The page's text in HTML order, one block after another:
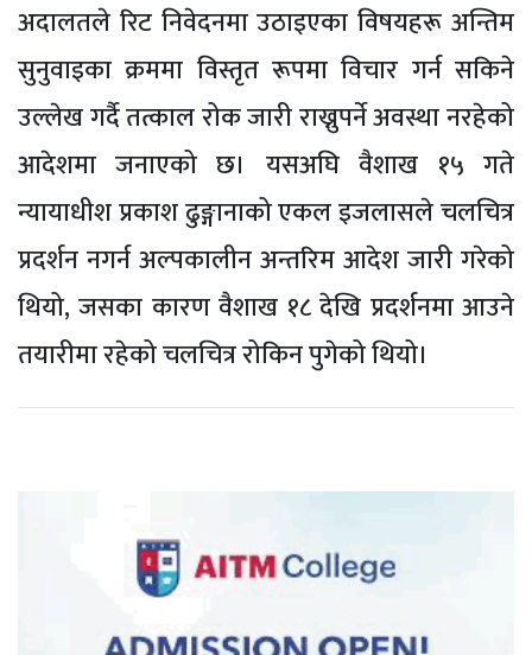
अदालतले रिट निवेदनमा उठाइएका विषयहरू अन्तिम
सुनुवाइका क्रममा विस्तृत रूपमा विचार गर्न सकिने
उल्लेख गर्दै तत्काल रोक जारी राख्नुपर्ने अवस्था नरहेको
आदेशमा जनाएको छ। यसअघि वैशाख १५ गते
न्यायाधीश प्रकाश ढुङ्गानाको एकल इजलासले चलचित्र
प्रदर्शन नगर्न अल्पकालीन अन्तरिम आदेश जारी गरेको
थियो, जसका कारण वैशाख १८ देखि प्रदर्शनमा आउने
तयारीमा रहेको चलचित्र रोकिन पुगेको थियो।